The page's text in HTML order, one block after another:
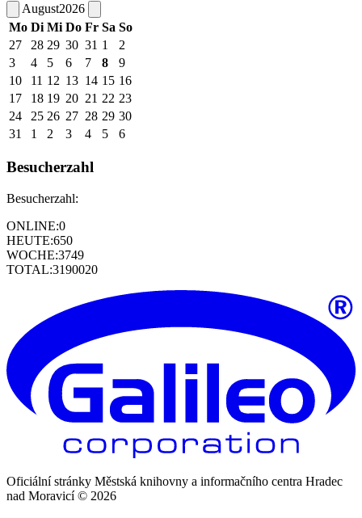
August2026
Mo Di Mi Do Fr Sa So
27
28 29 30 31 1
2
3
4 5 6 7 8
9
10
11 12 13 14 15 16
17
18 19 20 21 22 23
24
25 26 27 28 29 30
31
1 2 3 4 5 6
Besucherzahl
Besucherzahl:
ONLINE:0
HEUTE:650
WOCHE:3749
TOTAL:3190020
Oficiální stránky Městská knihovny a informačního centra Hradec
nad Moravicí © 2026